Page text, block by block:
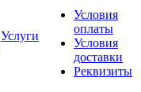
Услуги
Условия
оплаты
Условия
доставки
Реквизиты